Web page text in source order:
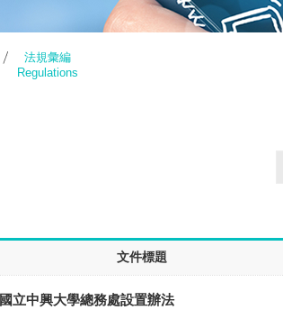
法規彙編
Regulations
文件標題
國立中興大學總務處設置辦法